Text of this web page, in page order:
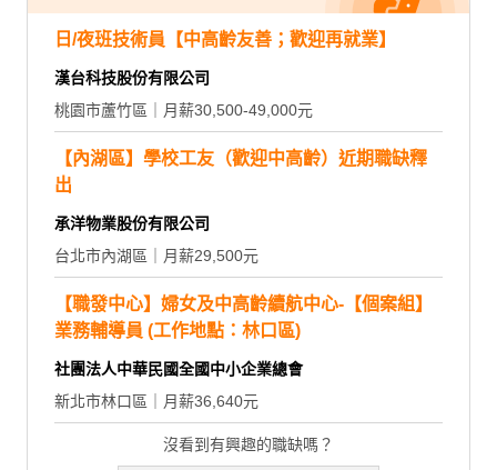
日/夜班技術員【中高齡友善；歡迎再就業】
漢台科技股份有限公司
桃園市蘆竹區｜月薪30,500-49,000元
【內湖區】學校工友（歡迎中高齡）近期職缺釋
出
承洋物業股份有限公司
台北市內湖區｜月薪29,500元
【職發中心】婦女及中高齡續航中心-【個案組】
業務輔導員 (工作地點：林口區)
社團法人中華民國全國中小企業總會
新北市林口區｜月薪36,640元
沒看到有興趣的職缺嗎？